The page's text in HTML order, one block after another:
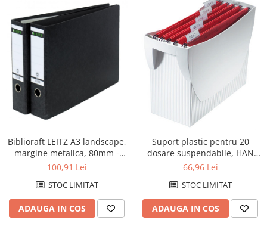
Biblioraft LEITZ A3 landscape,
margine metalica, 80mm -
marmorat
100,91 Lei
STOC LIMITAT
ADAUGA IN COS
Suport plastic pentru 20
dosare suspendabile, HAN
Swing - gri deschis
66,96 Lei
STOC LIMITAT
ADAUGA IN COS